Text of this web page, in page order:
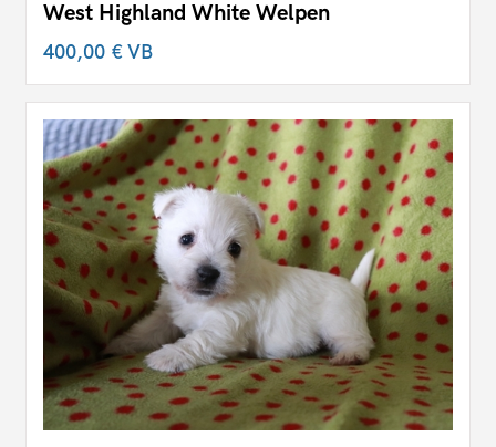
West Highland White Welpen
400,00 €VB